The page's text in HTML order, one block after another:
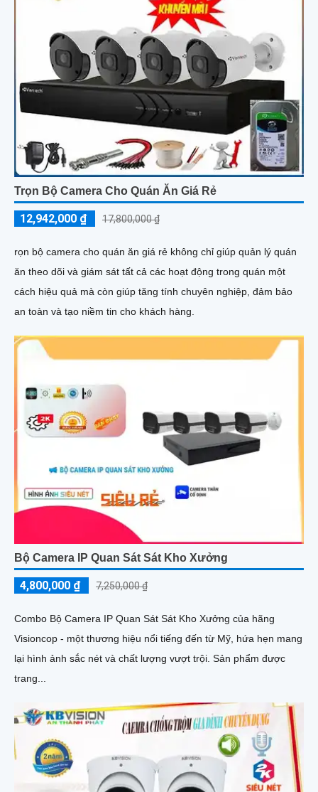
Trọn Bộ Camera Cho Quán Ăn Giá Rẻ
12,942,000 ₫ 17,800,000 ₫
rọn bộ camera cho quán ăn giá rẻ không chỉ giúp quản lý quán
ăn theo dõi và giám sát tất cả các hoạt động trong quán một
cách hiệu quả mà còn giúp tăng tính chuyên nghiệp, đảm bảo
an toàn và tạo niềm tin cho khách hàng.
Bộ Camera IP Quan Sát Sát Kho Xưởng
4,800,000 ₫ 7,250,000 ₫
Combo Bộ Camera IP Quan Sát Sát Kho Xưởng của hãng
Visioncop - một thương hiệu nổi tiếng đến từ Mỹ, hứa hẹn mang
lại hình ảnh sắc nét và chất lượng vượt trội. Sản phẩm được
trang...